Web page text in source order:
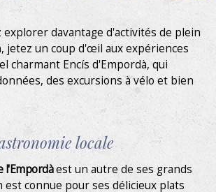
explorer davantage d'activités de plein
jetez un coup d'œil aux expériences
charmant Encís d'Empordà, qui
des excursions à vélo et bien
locale
l'Empordàest un autre de ses grands
est connue pour ses délicieux plats